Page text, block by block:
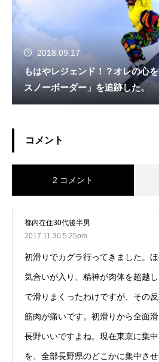
2018.09.17
もはやレジェンド！？オレの心
スノーボーダー」を追跡した。
コメント
2 コメント
都内在住30代後半男
2017.11.30 5:25pm
初滑りでカグラ行ってきました。
気合いが入り、精神が肉体を超越
で滑りまくったわけですが、その
筋肉が痛いです。初滑りから全面滑
長野いいですよね。現在東京に集
を、全部長野県のどこかに集中さ